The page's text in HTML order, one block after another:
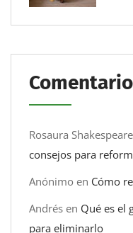
Rosaura Shakespeare
consejos para
Anónimo en Cómo
Andrés en Qué es el
para eliminarlo